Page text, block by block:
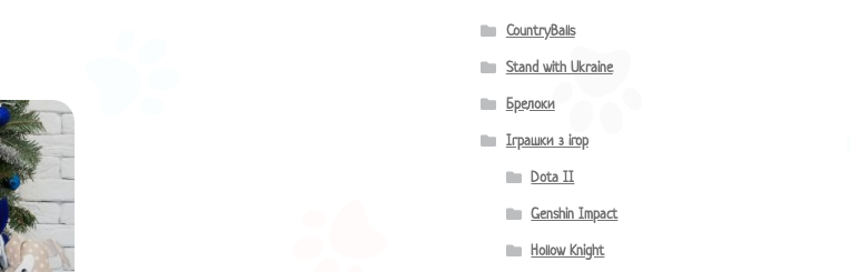
CountryBalls
Stand with Ukraine
Брелоки
Іграшки з ігор
Dota II
Genshin Impact
Hollow Knight